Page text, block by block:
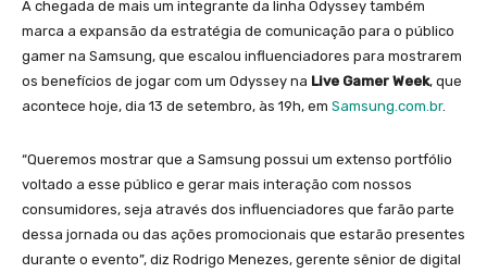
A chegada de mais um integrante da linha Odyssey também
marca a expansão da estratégia de comunicação para o público
gamer na Samsung, que escalou influenciadores para mostrarem
os benefícios de jogar com um Odyssey na Live Gamer Week, que
acontece hoje, dia 13 de setembro, às 19h, em Samsung.com.br.
“Queremos mostrar que a Samsung possui um extenso portfólio
voltado a esse público e gerar mais interação com nossos
consumidores, seja através dos influenciadores que farão parte
dessa jornada ou das ações promocionais que estarão presentes
durante o evento”, diz Rodrigo Menezes, gerente sênior de digital